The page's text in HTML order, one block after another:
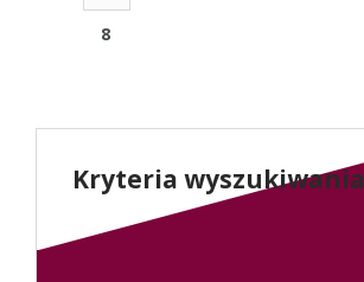
8
Kryteria wyszukiwania